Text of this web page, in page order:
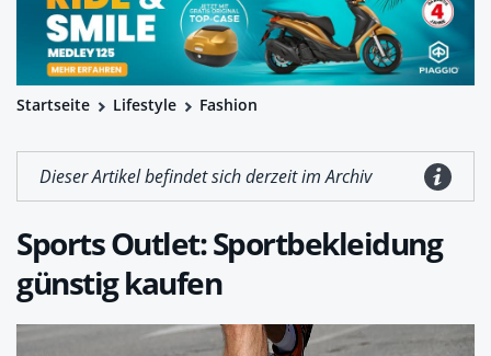
Startseite Lifestyle Fashion
Dieser Artikel befindet sich derzeit im Archiv
Sports Outlet: Sportbekleidung
günstig kaufen